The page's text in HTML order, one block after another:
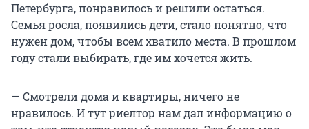
Петербурга, понравилось и решили остаться.
Семья росла, появились дети, стало понятно, что
нужен дом, чтобы всем хватило места. В прошлом
году стали выбирать, где им хочется жить.
— Смотрели дома и квартиры, ничего не
нравилось. И тут риелтор нам дал информацию о